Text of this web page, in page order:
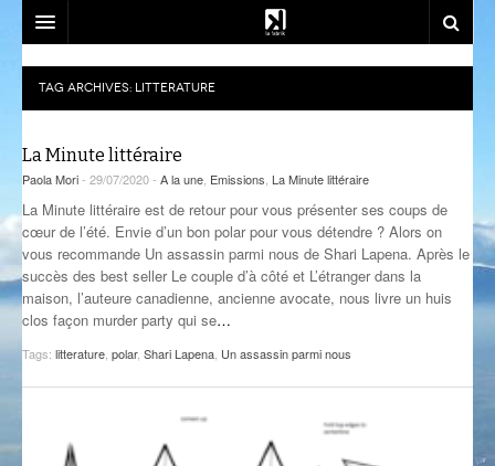
SOUTENEZ-NOUS!
EMISSIONS
AZIMUT
CALM CLASS
CARTOGRAPHIE INTIME
CÉSURE
CRÉPIDULES
DJ SETS
CENACLE
LES COLLABORATEURS
CONSTRUCT
FLUSSPFERD
ACTU
EVÉNEMENTS
PLAYLISTS
LA FABRIK
SOUTIEN ET PARTENARIATS
CONTACT
TAG ARCHIVES: LITTERATURE
La Minute littéraire
Paola Mori- 29/07/2020 - A la une Emissions La Minute littéraire
La Minute littéraire est de retour pour vous présenter ses coups de
cœur de l’été. Envie d’un bon polar pour vous détendre ? Alors on
vous recommande Un assassin parmi nous de Shari Lapena. Après le
succès des best seller Le couple d’à côté et L’étranger dans la
maison, l’auteure canadienne, ancienne avocate, nous livre un huis
clos façon murder party qui se…
Tags: litterature polar, Shari Lapena Un assassin parmi nous